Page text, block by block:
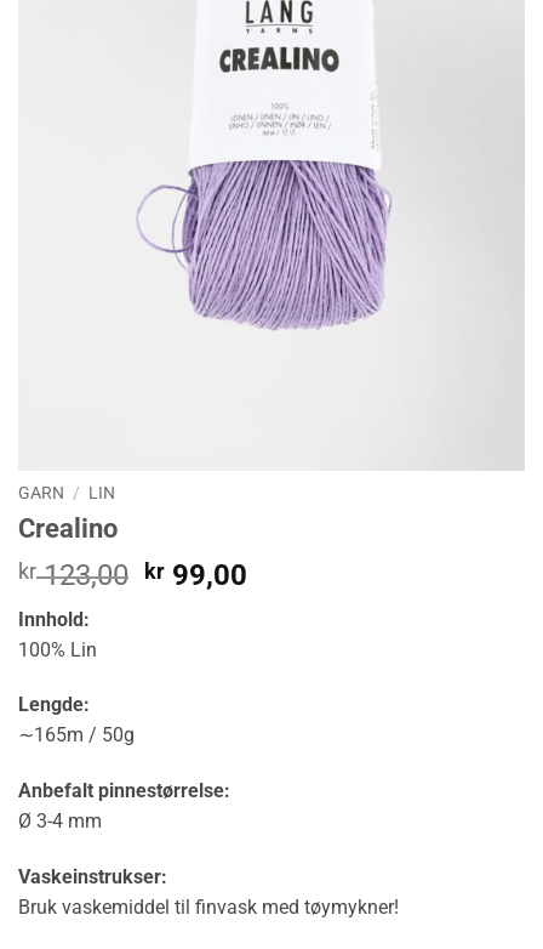
GARN / LIN
Crealino
kr123,00 Opprinnelig
kr 99,00
Innhold:
100% Lin
Lengde:
∼165m / 50g
Anbefalt pinnestørrelse:
Ø 3-4 mm
Vaskeinstrukser:
Bruk vaskemiddel til finvask med tøymykner!